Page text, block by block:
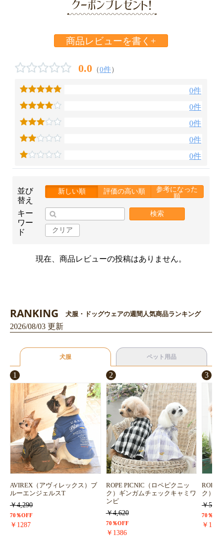
お買い物を続ける カートへ進む
商品レビューを書く+
0.0 （0件）
0件
0件
0件
0件
0件
並び
替え
新しい順 評価の高い順
参考になった
順
キー
ワー
ド
検索
クリア
現在、商品レビューの投稿はありません。
RANKING 犬服・ドッグウェアの週間人気商品ランキング
2026/08/03 更新
犬服 ペット用品
1
AVIREX（アヴィレックス）ブ
ルーエンジェルスT
￥4,290
70％OFF
￥1287
2
ROPE PICNIC（ロペピクニッ
ク）ギンガムチェックキャミワ
ンピ
￥4,620
70％OFF
￥1386
3
ROPE
ク）
￥
70％
￥